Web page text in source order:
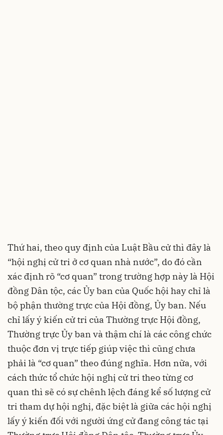
Thứ hai, theo quy định của Luật Bầu cử thì đây là
“hội nghị cử tri ở cơ quan nhà nước”, do đó cần
xác định rõ “cơ quan” trong trường hợp này là Hội
đồng Dân tộc, các Ủy ban của Quốc hội hay chỉ là
bộ phận thường trực của Hội đồng, Ủy ban. Nếu
chỉ lấy ý kiến cử tri của Thường trực Hội đồng,
Thường trực Ủy ban và thậm chí là các công chức
thuộc đơn vị trực tiếp giúp việc thì cũng chưa
phải là “cơ quan” theo đúng nghĩa. Hơn nữa, với
cách thức tổ chức hội nghị cử tri theo từng cơ
quan thì sẽ có sự chênh lệch đáng kể số lượng cử
tri tham dự hội nghị, đặc biệt là giữa các hội nghị
lấy ý kiến đối với người ứng cử đang công tác tại